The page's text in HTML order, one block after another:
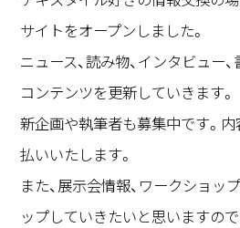
サイトをオープンしました。
ニュース、読み物、インタビュー
コンテンツを更新していきます。
新企画や執筆者も募集中です。
払いいたします。
また、展示会情報、ワークショ
ップしていきたいと思いますの